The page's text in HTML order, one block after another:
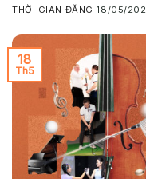
THỜI GIAN ĐĂNG 18/05/
18
Th5